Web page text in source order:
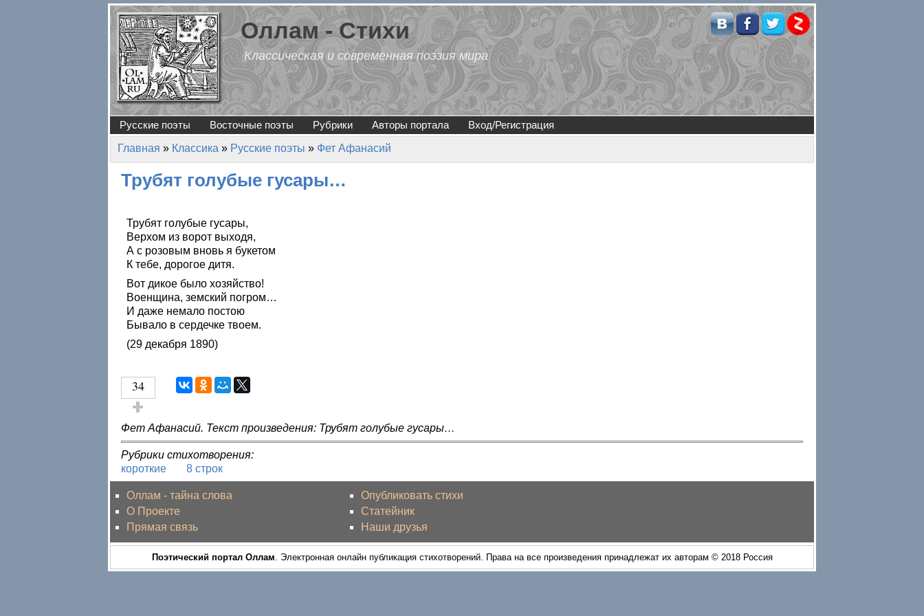
Перейти к основному содержанию
Оллам - Стихи
Классическая и современная поэзия мира
Русские поэты Восточные поэты Рубрики Авторы портала Вход/Регистрация
Вы здесь
Главная » Классика » Русские поэты » Фет Афанасий
Трубят голубые гусары…
Трубят голубые гусары,
Верхом из ворот выходя,
А с розовым вновь я букетом
К тебе, дорогое дитя.
Вот дикое было хозяйство!
Военщина, земский погром…
И даже немало постою
Бывало в сердечке твоем.
(29 декабря 1890)
34
Голос за!
Фет Афанасий. Текст произведения: Трубят голубые гусары…
Рубрики стихотворения:
короткие
8 строк
Оллам - тайна слова
О Проекте
Прямая связь
Опубликовать стихи
Статейник
Наши друзья
Поэтический портал Оллам . Электронная онлайн публикация стихотворений. Права на все произведения принадлежат их авторам © 2018 Россия